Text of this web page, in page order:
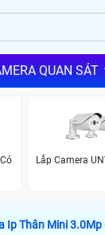
QUAN SÁT
Lắp Camera
Ip Thân Mini